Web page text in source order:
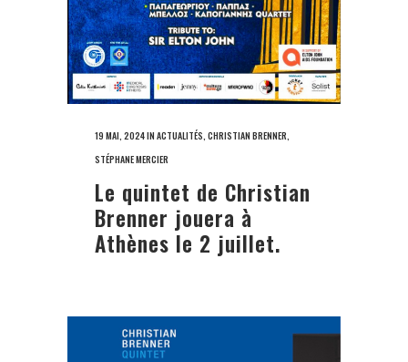
19 MAI, 2024IN ACTUALITÉS CHRISTIAN BRENNER
STÉPHANE MERCIER
Le quintet de Christian
Brenner jouera à
Athènes le 2 juillet.